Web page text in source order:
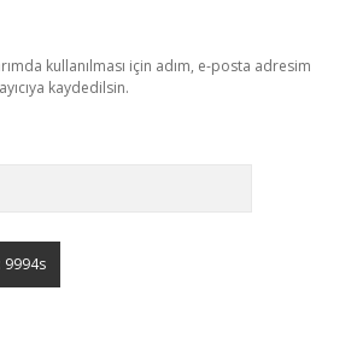
kullanılması için adım, e-posta adresim
kaydedilsin.